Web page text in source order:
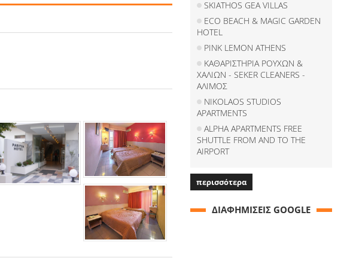
SKIATHOS GEA VILLAS
ECO BEACH & MAGIC GARDEN
HOTEL
PINK LEMON ATHENS
ΚΑΘΑΡΙΣΤΗΡΙΑ ΡΟΥΧΩΝ &
ΧΑΛΙΩΝ - SEKER CLEANERS -
ΑΛΙΜΟΣ
NIKOLAOS STUDIOS
APARTMENTS
ALPHA APARTMENTS FREE
SHUTTLE FROM AND TO THE
AIRPORT
περισσότερα
ΔΙΑΦΗΜΙΣΕΙΣ GOOGLE